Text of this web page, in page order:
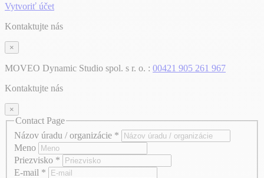
Vytvoriť účet
Kontaktujte nás
×
MOVEO Dynamic Studio spol. s r. o. : 00421 905 261 967
Kontaktujte nás
×
Contact Page
Názov úradu / organizácie *
Meno
Priezvisko *
E-mail *